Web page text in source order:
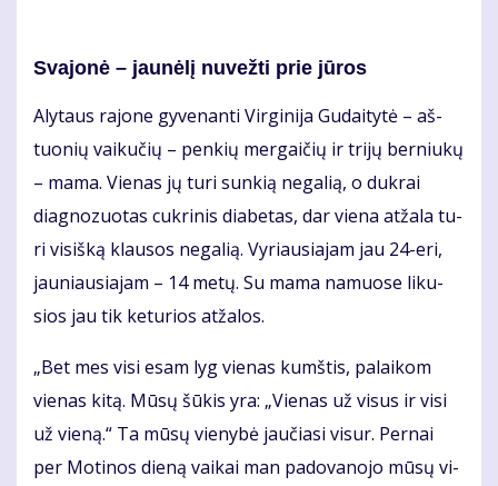
Sva­jo­nė – jau­nė­lį nu­vež­ti prie jū­ros
Aly­taus ra­jo­ne gy­ve­nan­ti Vir­gi­ni­ja Gu­dai­ty­tė – aš­
tuo­nių vai­ku­čių – pen­kių mer­gai­čių ir tri­jų ber­niu­kų
– ma­ma. Vie­nas jų tu­ri sun­kią ne­ga­lią, o duk­rai
diag­no­zuo­tas cuk­ri­nis dia­be­tas, dar vie­na at­ža­la tu­
ri vi­siš­ką klau­sos ne­ga­lią. Vy­riau­sia­jam jau 24-eri,
jau­niau­sia­jam – 14 me­tų. Su ma­ma na­muo­se li­ku­
sios jau tik ke­tu­rios at­ža­los.
„Bet mes vi­si esam lyg vie­nas kumš­tis, pa­lai­kom
vie­nas ki­tą. Mū­sų šū­kis yra: „Vie­nas už vi­sus ir vi­si
už vie­ną.“ Ta mū­sų vie­ny­bė jau­čia­si vi­sur. Per­nai
per Mo­ti­nos die­ną vai­kai man pa­do­va­no­jo mū­sų vi­